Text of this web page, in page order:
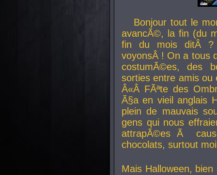
Bonjour tout le
avancÃ©, la fin (du
fin du mois ditÂ ?
voyonsÂ ! On a tous
costumÃ©es, des
sorties entre amis
Â«Â FÃªte des
Ã§a en vieil anglais
plein de mauvais
gens qui nous
attrapÃ©es Ã
chocolats, surtout
Mais Halloween, bien